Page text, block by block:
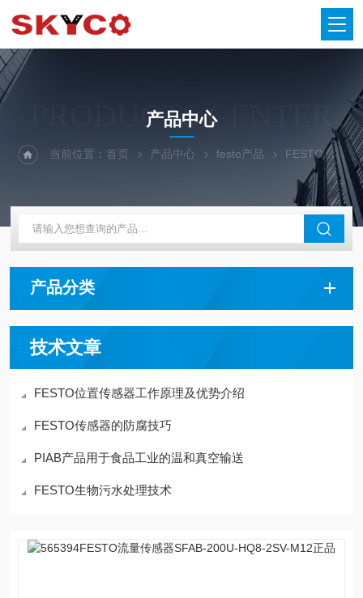
PRODUCTS CENTER
产品中心
当前位置：首页 产品中心 festo产品 FESTO传感器
产品分类
技术文章
FESTO位置传感器工作原理及优势介绍
FESTO传感器的防腐技巧
PIAB产品用于食品工业的温和真空输送
FESTO生物污水处理技术